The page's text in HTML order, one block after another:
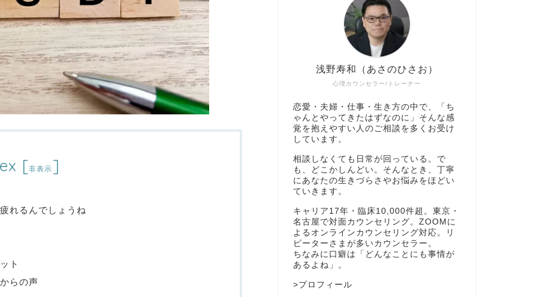
[非表示 ]
れるんでしょうね
ト
らの声
心理カウンセラー/トレーナー
浅野寿和（あさのひさお）
恋愛・夫婦・仕事・生き方の中で、「ち
ゃんとやってきたはずなのに」そんな感
覚を抱えやすい人のご相談を多くお受け
しています。
相談しなくても日常が回っている。で
も、どこかしんどい。そんなとき、丁寧
にあなたの生きづらさやお悩みをほどい
ていきます。
キャリア17年・臨床10,000件超。東京・
名古屋で対面カウンセリング。ZOOMに
よるオンラインカウンセリング対応。リ
ピーターさまが多いカウンセラー。
ちなみに口癖は「どんなことにも事情が
あるよね」。
>プロフィール